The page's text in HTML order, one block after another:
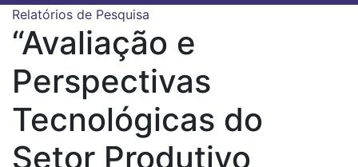
Relatórios de Pesquisa
“Avaliação e
Perspectivas
Tecnológicas do
Setor Produtivo